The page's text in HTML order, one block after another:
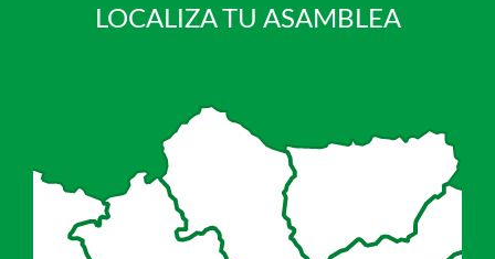
LOCALIZA TU ASAMBLEA